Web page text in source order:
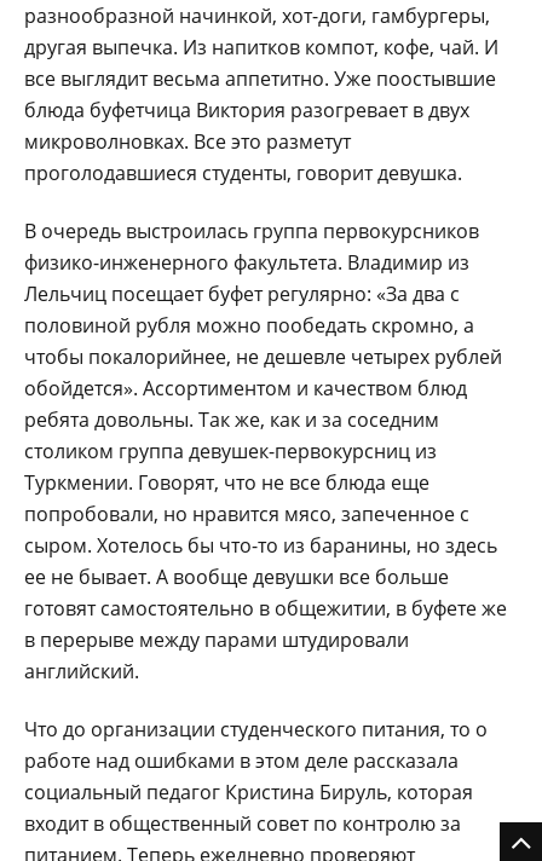
разнообразной начинкой, хот-доги, гамбургеры,
другая выпечка. Из напитков компот, кофе, чай. И
все выглядит весьма аппетитно. Уже поостывшие
блюда буфетчица Виктория разогревает в двух
микроволновках. Все это разметут
проголодавшиеся студенты, говорит девушка.
В очередь выстроилась группа первокурсников
физико-инженерного факультета. Владимир из
Лельчиц посещает буфет регулярно: «За два с
половиной рубля можно пообедать скромно, а
чтобы покалорийнее, не дешевле четырех рублей
обойдется». Ассортиментом и качеством блюд
ребята довольны. Так же, как и за соседним
столиком группа девушек-первокурсниц из
Туркмении. Говорят, что не все блюда еще
попробовали, но нравится мясо, запеченное с
сыром. Хотелось бы что-то из баранины, но здесь
ее не бывает. А вообще девушки все больше
готовят самостоятельно в общежитии, в буфете же
в перерыве между парами штудировали
английский.
Что до организации студенческого питания, то о
работе над ошибками в этом деле рассказала
социальный педагог Кристина Бируль, которая
входит в общественный совет по контролю за
питанием. Теперь ежедневно проверяют